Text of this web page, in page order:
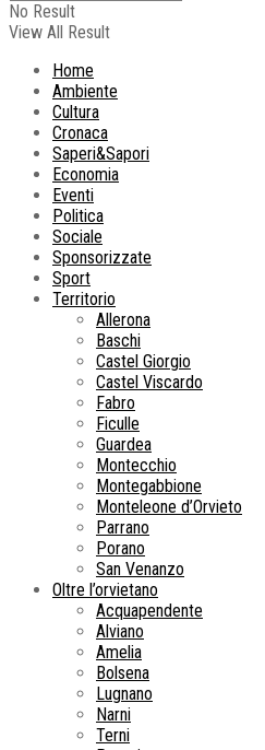
No Result
View All Result
Home
Ambiente
Cultura
Cronaca
Saperi&Sapori
Economia
Eventi
Politica
Sociale
Sponsorizzate
Sport
Territorio
Allerona
Baschi
Castel Giorgio
Castel Viscardo
Fabro
Ficulle
Guardea
Montecchio
Montegabbione
Monteleone d’Orvieto
Parrano
Porano
San Venanzo
Oltre l’orvietano
Acquapendente
Alviano
Amelia
Bolsena
Lugnano
Narni
Terni